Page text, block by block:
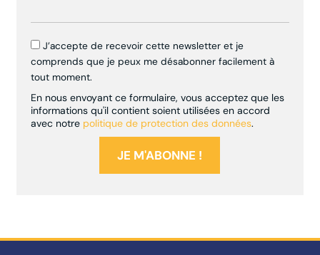
J’accepte de recevoir cette newsletter et je
comprends que je peux me désabonner facilement à
tout moment.
En nous envoyant ce formulaire, vous acceptez que les
informations qu'il contient soient utilisées en accord
avec notre politique de protection des données.